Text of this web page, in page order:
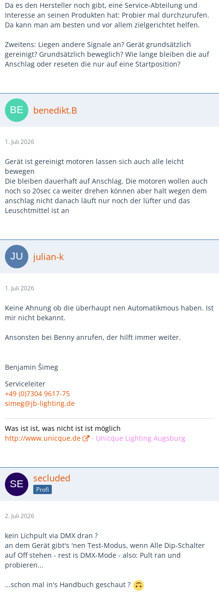
Da es den Hersteller noch gibt, eine Service-Abteilung und
Interesse an seinen Produkten hat: Probier mal durchzurufen.
Da kann man am besten und vor allem zielgerichtet helfen.
Zweitens: Liegen andere Signale an? Gerät grundsätzlich
gereinigt? Grundsätzlich beweglich? Wie lange bleiben die auf
Anschlag oder reseten die nur auf eine Startposition?
benedikt.B
1. Juli 2026
Gerät ist gereinigt motoren lassen sich auch alle leicht
bewegen
Die bleiben dauerhaft auf Anschlag. Die motoren wollen auch
noch so 20sec ca weiter drehen können aber halt wegen dem
anschlag nicht danach läuft nur noch der lüfter und das
Leuschtmittel ist an
julian-k
1. Juli 2026
Keine Ahnung ob die überhaupt nen Automatikmous haben. Ist
mir nicht bekannt.
Ansonsten bei Benny anrufen, der hilft immer weiter.
Benjamin Šimeg
Serviceleiter
+49 (0)7304 9617-75
simeg@jb-lighting.de
Was ist ist, was nicht ist ist möglich
http://www.unicque.de
- Unicque Lighting Augsburg
secluded
Profi
2. Juli 2026
kein Lichpult via DMX dran ?
an dem Gerät gibt's 'nen Test-Modus, wenn Alle Dip-Schalter
auf Off stehen - rest is DMX-Mode - also: Pult ran und
probieren...
...schon mal in's Handbuch geschaut ?